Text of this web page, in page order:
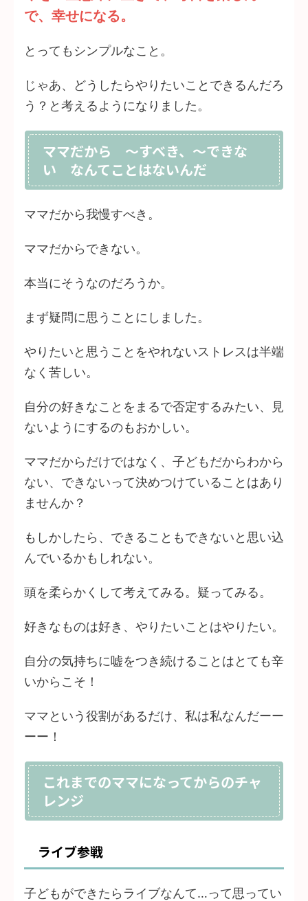
で、幸せになる。
とってもシンプルなこと。
じゃあ、どうしたらやりたいことできるんだろ
う？と考えるようになりました。
ママだから ～すべき、～できな
い なんてことはないんだ
ママだから我慢すべき。
ママだからできない。
本当にそうなのだろうか。
まず疑問に思うことにしました。
やりたいと思うことをやれないストレスは半端
なく苦しい。
自分の好きなことをまるで否定するみたい、見
ないようにするのもおかしい。
ママだからだけではなく、子どもだからわから
ない、できないって決めつけていることはあり
ませんか？
もしかしたら、できることもできないと思い込
んでいるかもしれない。
頭を柔らかくして考えてみる。疑ってみる。
好きなものは好き、やりたいことはやりたい。
自分の気持ちに嘘をつき続けることはとても辛
いからこそ！
ママという役割があるだけ、私は私なんだーー
ーー！
これまでのママになってからのチャ
レンジ
ライブ参戦
子どもができたらライブなんて…って思ってい